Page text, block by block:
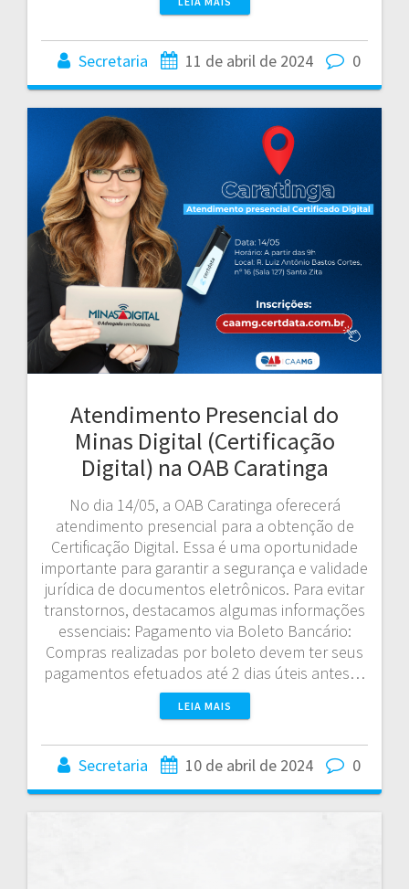
Secretaria 11 de abril de 2024 0
Atendimento Presencial do
Minas Digital (Certificação
Digital) na OAB Caratinga
No dia 14/05, a OAB Caratinga oferecerá
atendimento presencial para a obtenção de
Certificação Digital. Essa é uma oportunidade
importante para garantir a segurança e validade
jurídica de documentos eletrônicos. Para evitar
transtornos, destacamos algumas informações
essenciais: Pagamento via Boleto Bancário:
Compras realizadas por boleto devem ter seus
pagamentos efetuados até 2 dias úteis antes…
LEIA MAIS
Secretaria 10 de abril de 2024 0